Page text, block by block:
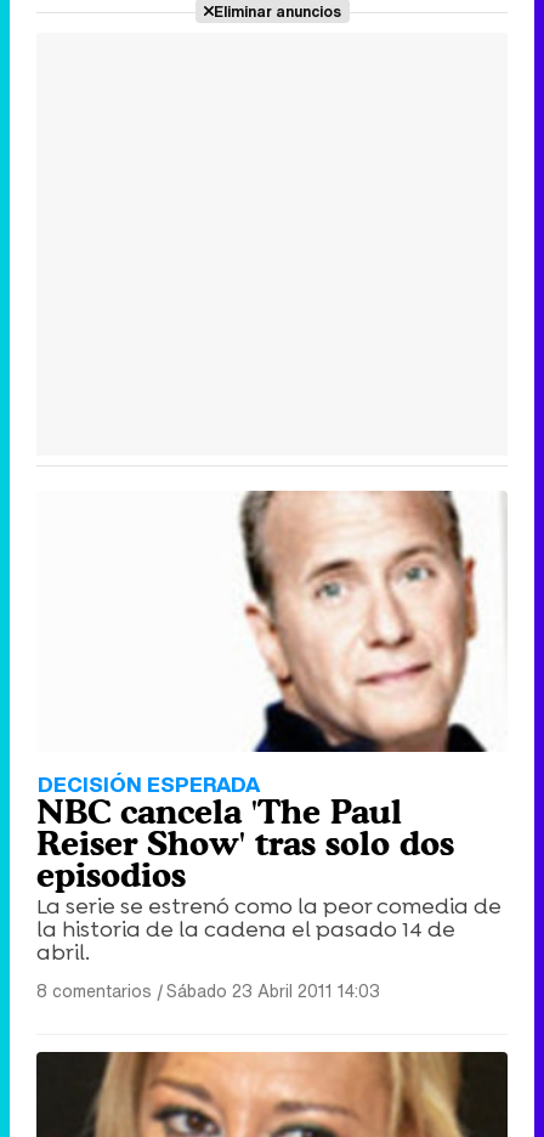
Eliminar anuncios
DECISIÓN ESPERADA
NBC cancela 'The Paul
Reiser Show' tras solo dos
episodios
La serie se estrenó como la peor comedia de
la historia de la cadena el pasado 14 de
abril.
8 comentarios |Sábado 23 Abril 2011 14:03